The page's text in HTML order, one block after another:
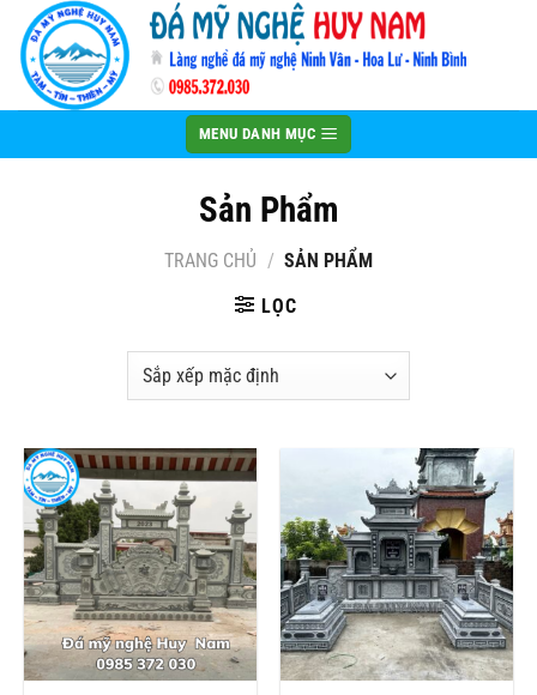
qua
nội
MENU DANH MỤC
Sản Phẩm
TRANG CHỦ / SẢN PHẨM
LỌC